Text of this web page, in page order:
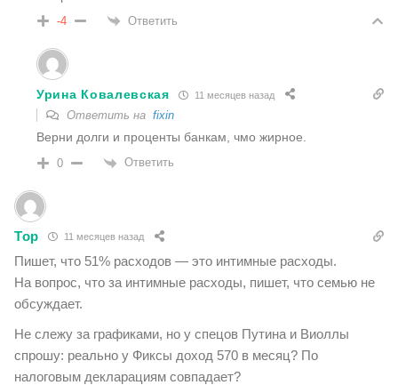
-4 Ответить
Урина Ковалевская 11 месяцев назад
Ответить на fixin
Верни долги и проценты банкам, чмо жирное.
0 Ответить
Тор 11 месяцев назад
Пишет, что 51% расходов — это интимные расходы.
На вопрос, что за интимные расходы, пишет, что семью не
обсуждает.
Не слежу за графиками, но у спецов Путина и Виоллы
спрошу: реально у Фиксы доход 570 в месяц? По
налоговым декларациям совпадает?